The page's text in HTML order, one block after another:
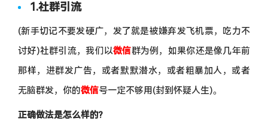
1.社群引流
(新手切记不要发硬广，发了就是被嫌弃发飞机票，吃力不
讨好)社群引流，我们以微信群为例，如果你还是像几年前
那样，进群发广告，或者默默潜水，或者粗暴加人，或者
无脑群发，你的微信号一定不够用(封到怀疑人生)。
正确做法是怎么样的?